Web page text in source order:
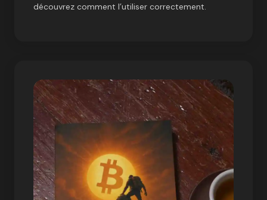
découvrez comment l’utiliser correctement.